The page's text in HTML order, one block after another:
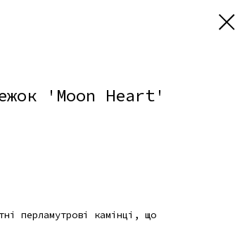
'Moon Heart'
перламутрові камінці, що